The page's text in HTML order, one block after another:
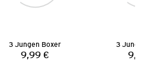
3 Jungen Boxer
Preis:
9,99 €
3